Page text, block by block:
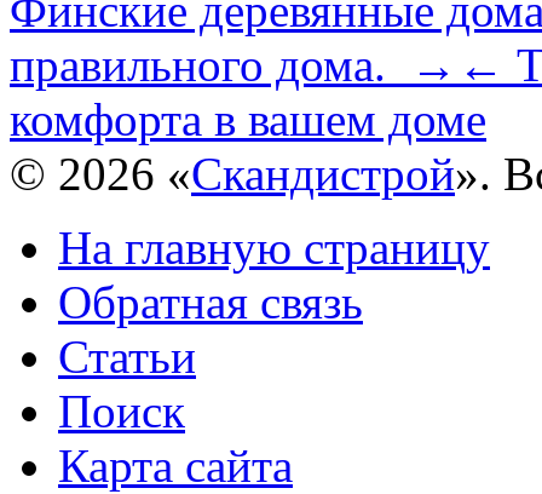
Финские деревянные
правильного дома. → ←
комфорта в вашем доме
© 2026 «Скандистрой».
На главную страницу
Обратная связь
Статьи
Поиск
Карта сайта